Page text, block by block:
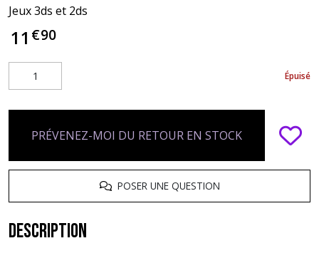
Jeux 3ds et 2ds
11 €90
Épuisé
PRÉVENEZ-MOI DU RETOUR EN STOCK
POSER UNE QUESTION
Description